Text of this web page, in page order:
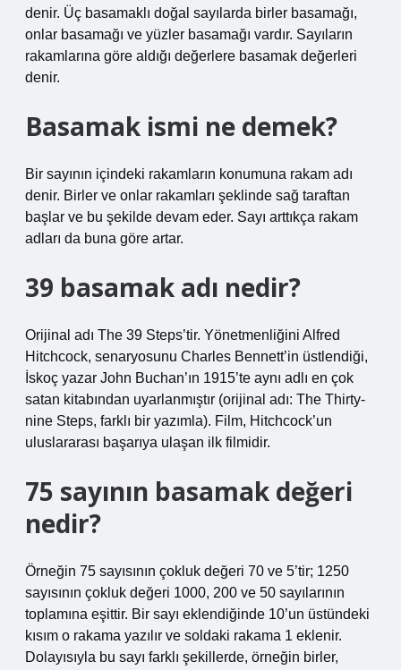
denir. Üç basamaklı doğal sayılarda birler basamağı,
onlar basamağı ve yüzler basamağı vardır. Sayıların
rakamlarına göre aldığı değerlere basamak değerleri
denir.
Basamak ismi ne demek?
Bir sayının içindeki rakamların konumuna rakam adı
denir. Birler ve onlar rakamları şeklinde sağ taraftan
başlar ve bu şekilde devam eder. Sayı arttıkça rakam
adları da buna göre artar.
39 basamak adı nedir?
Orijinal adı The 39 Steps’tir. Yönetmenliğini Alfred
Hitchcock, senaryosunu Charles Bennett’in üstlendiği,
İskoç yazar John Buchan’ın 1915’te aynı adlı en çok
satan kitabından uyarlanmıştır (orijinal adı: The Thirty-
nine Steps, farklı bir yazımla). Film, Hitchcock’un
uluslararası başarıya ulaşan ilk filmidir.
75 sayının basamak değeri
nedir?
Örneğin 75 sayısının çokluk değeri 70 ve 5’tir; 1250
sayısının çokluk değeri 1000, 200 ve 50 sayılarının
toplamına eşittir. Bir sayı eklendiğinde 10’un üstündeki
kısım o rakama yazılır ve soldaki rakama 1 eklenir.
Dolayısıyla bu sayı farklı şekillerde, örneğin birler,